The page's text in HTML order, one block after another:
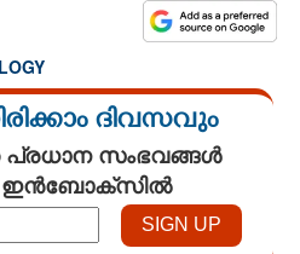
ദിവസവും
സംഭവങ്ങൾ
ഇൻബോക്സിൽ